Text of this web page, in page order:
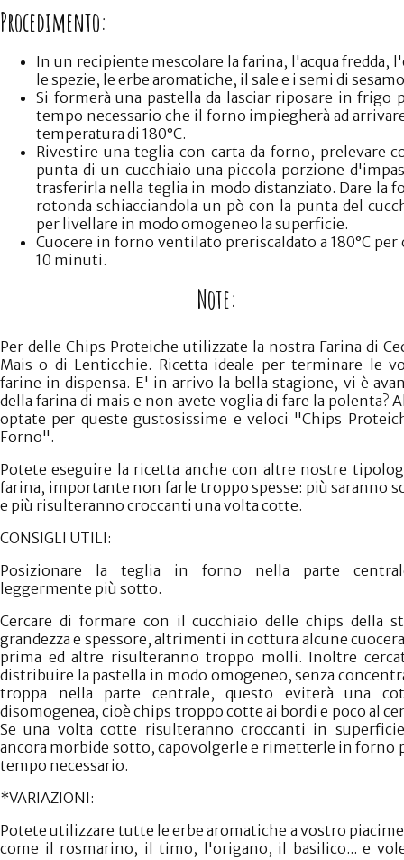
Procedimento:
In un recipiente mescolare la farina, l'acqua fredda,
le spezie, le erbe aromatiche, il sale e i semi di
Si formerà una pastella da lasciar riposare in frigo
tempo necessario che il forno impiegherà ad
temperatura di 180°C.
Rivestire una teglia con carta da forno, prelevare
punta di un cucchiaio una piccola porzione
trasferirla nella teglia in modo distanziato. Dare la
rotonda schiacciandola un pò con la punta del
per livellare in modo omogeneo la superficie.
Cuocere in forno ventilato preriscaldato a 180°C per
10 minuti.
Note:
Per delle Chips Proteiche utilizzate la nostra Farina di
Mais o di Lenticchie. Ricetta ideale per terminare le
farine in dispensa. E' in arrivo la bella stagione, vi è
della farina di mais e non avete voglia di fare la polenta?
optate per queste gustosissime e veloci "Chips
Forno".
Potete eseguire la ricetta anche con altre nostre
farina, importante non farle troppo spesse: più saranno
e più risulteranno croccanti una volta cotte.
CONSIGLI UTILI:
Posizionare la teglia in forno nella parte
leggermente più sotto.
Cercare di formare con il cucchiaio delle chips della
grandezza e spessore, altrimenti in cottura alcune
prima ed altre risulteranno troppo molli. Inoltre
distribuire la pastella in modo omogeneo, senza
troppa nella parte centrale, questo eviterà una
disomogenea, cioè chips troppo cotte ai bordi e poco al
Se una volta cotte risulteranno croccanti in
ancora morbide sotto, capovolgerle e rimetterle in forno
tempo necessario.
*VARIAZIONI:
Potete utilizzare tutte le erbe aromatiche a vostro
come il rosmarino, il timo, l'origano, il basilico... e